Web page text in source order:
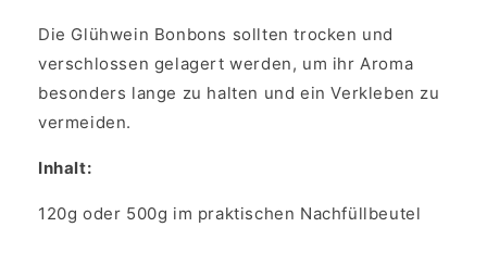
Die Glühwein Bonbons sollten trocken und
verschlossen gelagert werden, um ihr Aroma
besonders lange zu halten und ein Verkleben zu
vermeiden.
Inhalt:
120g oder 500g im praktischen Nachfüllbeutel